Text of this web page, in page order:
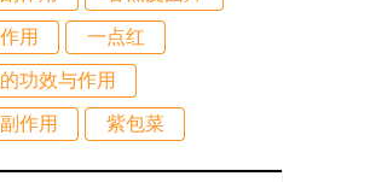
用 一点红
功效与作用
作用 紫包菜